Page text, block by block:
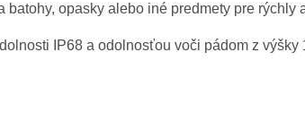
batohy, opasky alebo iné predmety pre rýchly
IP68 a odolnosťou voči pádom z